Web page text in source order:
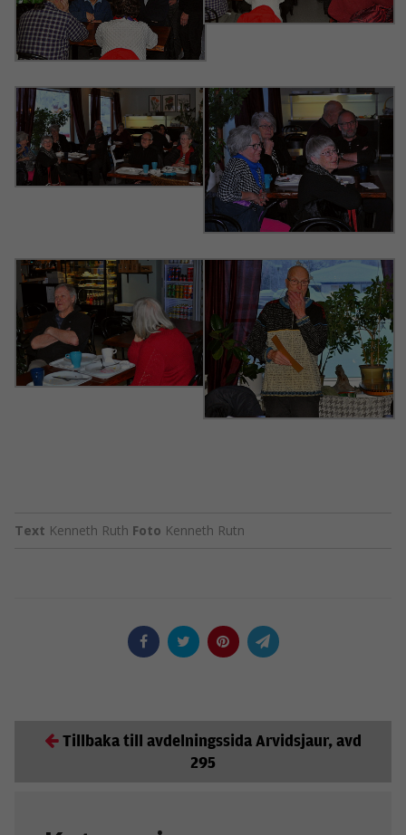
Tillbaka till avdelningssida Arvidsjaur, avd
295
Text Kenneth Ruth Foto Kenneth Rutn